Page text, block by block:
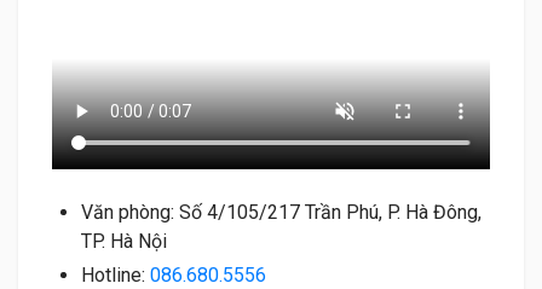
Văn phòng: Số 4/105/217 Trần Phú, P. Hà Đông,
TP. Hà Nội
Hotline: 086.680.5556